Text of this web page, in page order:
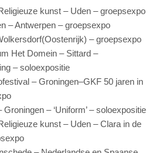
kunst – Uden – groepsexpo
– Antwerpen – groepsexpo
– groepsexpo
Het Domein – Sittard –
– soloexpositie
– Groningen–GKF 50 jaren in
– ‘Uniform’ – soloexpositie
kunst – Uden – Clara in de